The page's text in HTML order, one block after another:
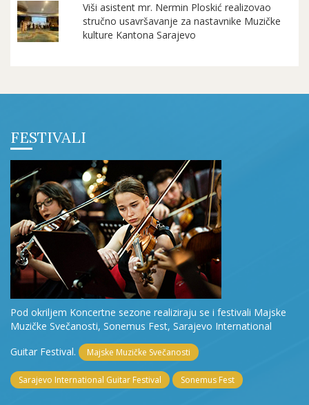
Viši asistent mr. Nermin Ploskić realizovao
stručno usavršavanje za nastavnike Muzičke
kulture Kantona Sarajevo
FESTIVALI
Pod okriljem Koncertne sezone realiziraju se i festivali Majske
Muzičke Svečanosti, Sonemus Fest, Sarajevo International
Guitar Festival.
Majske Muzičke Svečanosti
Sarajevo International Guitar Festival Sonemus Fest